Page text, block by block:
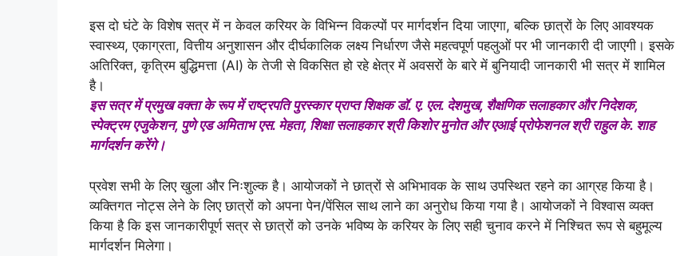
इस दो घंटे के विशेष सत्र में न केवल करियर के विभिन्न विकल्पों पर मार्गदर्शन दिया जाएगा, बल्कि छात्रों के लिए आवश्यक
स्वास्थ्य, एकाग्रता, वित्तीय अनुशासन और दीर्घकालिक लक्ष्य निर्धारण जैसे महत्वपूर्ण पहलुओं पर भी जानकारी दी जाएगी। इसके
अतिरिक्त, कृत्रिम बुद्धिमत्ता (AI) के तेजी से विकसित हो रहे क्षेत्र में अवसरों के बारे में बुनियादी जानकारी भी सत्र में शामिल
है।
इस सत्र में प्रमुख वक्ता के रूप में राष्ट्रपति पुरस्कार प्राप्त शिक्षक डॉ. ए. एल. देशमुख, शैक्षणिक सलाहकार और निदेशक,
स्पेक्ट्रम एजुकेशन, पुणे एड अमिताभ एस. मेहता, शिक्षा सलाहकार श्री किशोर मुनोत और एआई प्रोफेशनल श्री राहुल के. शाह
मार्गदर्शन करेंगे।
प्रवेश सभी के लिए खुला और निःशुल्क है। आयोजकों ने छात्रों से अभिभावक के साथ उपस्थित रहने का आग्रह किया है।
व्यक्तिगत नोट्स लेने के लिए छात्रों को अपना पेन/पेंसिल साथ लाने का अनुरोध किया गया है। आयोजकों ने विश्वास व्यक्त
किया है कि इस जानकारीपूर्ण सत्र से छात्रों को उनके भविष्य के करियर के लिए सही चुनाव करने में निश्चित रूप से बहुमूल्य
मार्गदर्शन मिलेगा।